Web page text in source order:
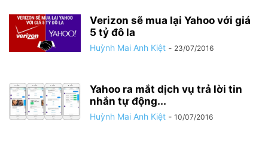
Verizon sẽ mua lại Yahoo với giá
5 tỷ đô la
Huỳnh Mai Anh Kiệt - 23/07/2016
Yahoo ra mắt dịch vụ trả lời tin
nhắn tự động...
Huỳnh Mai Anh Kiệt - 10/07/2016